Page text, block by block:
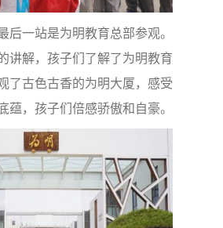
后一站是为明教育总部参观。
讲解，孩子们了解了为明教育
了古色古香的为明大厦，感受
蕴，孩子们倍感骄傲和自豪。